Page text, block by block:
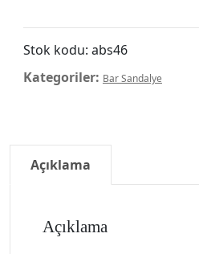
Stok kodu: abs46
Kategoriler: Bar Sandalye
Açıklama
Açıklama